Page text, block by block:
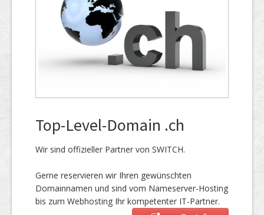
Top-Level-Domain .ch
Wir sind offizieller Partner von SWITCH.
Gerne reservieren wir Ihren gewünschten
Domainnamen und sind vom Nameserver-Hosting
bis zum Webhosting Ihr kompetenter IT-Partner.